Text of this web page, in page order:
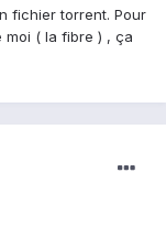
fichier torrent. Pour
moi ( la fibre ) , ça